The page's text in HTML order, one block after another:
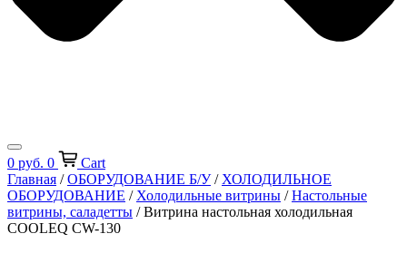
0 руб. 0
Cart
Главная /ОБОРУДОВАНИЕ Б/У/ ХОЛОДИЛЬНОЕ
ОБОРУДОВАНИЕ / Холодильные витрины /Настольные
витрины, саладетты / Витрина настольная холодильная
COOLEQ CW-130